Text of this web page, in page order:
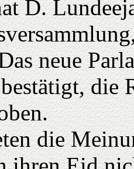
D.
neue
die
die